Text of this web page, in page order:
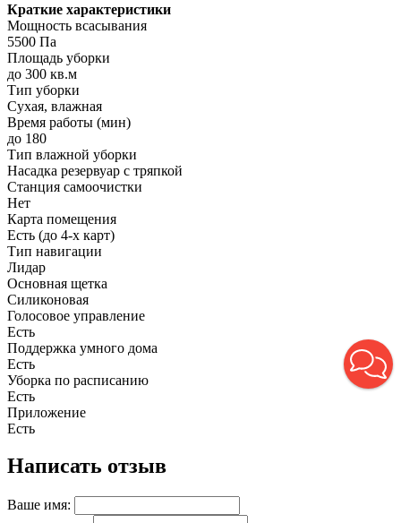
Краткие характеристики
Мощность всасывания
5500 Па
Площадь уборки
до 300 кв.м
Тип уборки
Сухая, влажная
Время работы (мин)
до 180
Тип влажной уборки
Насадка резервуар с тряпкой
Станция самоочистки
Нет
Карта помещения
Есть (до 4-х карт)
Тип навигации
Лидар
Основная щетка
Силиконовая
Голосовое управление
Есть
Поддержка умного дома
Есть
Уборка по расписанию
Есть
Приложение
Есть
Написать отзыв
Ваше имя: